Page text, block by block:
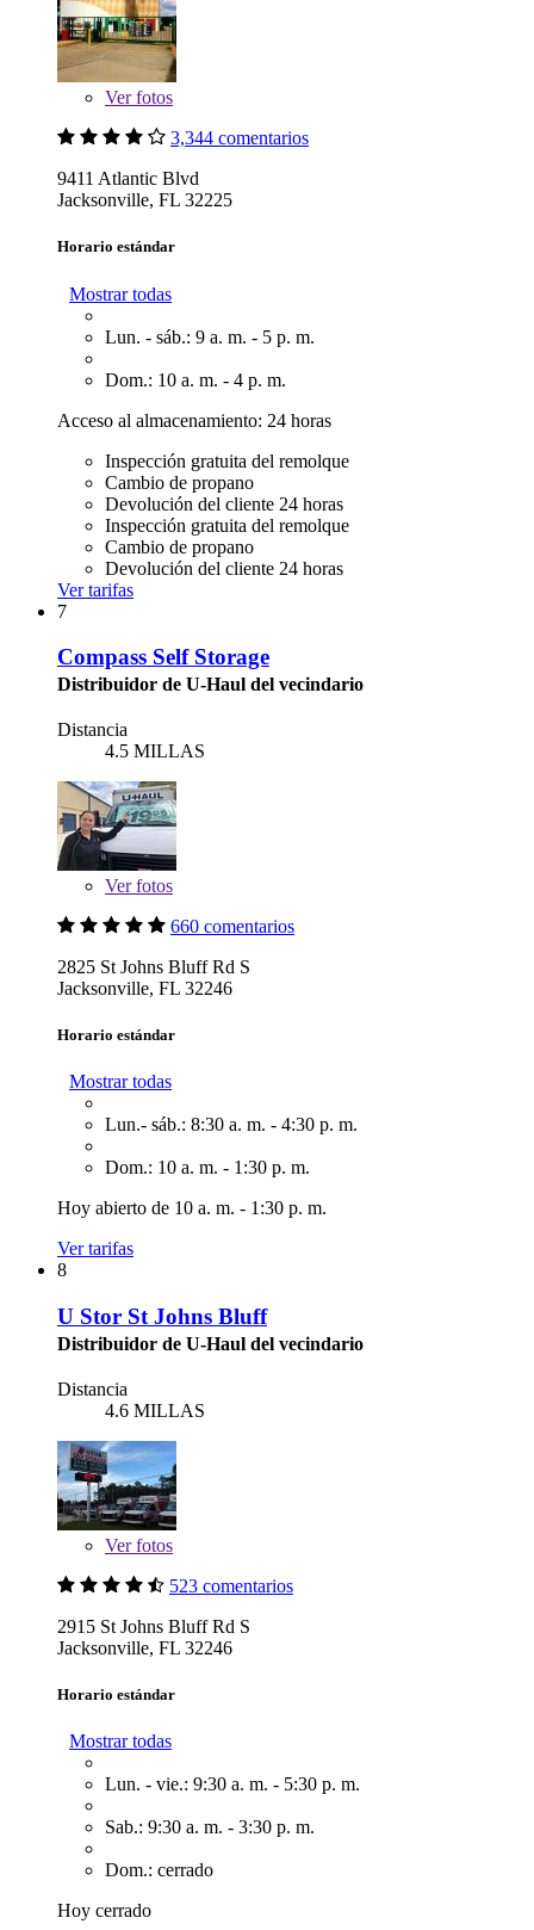
Verfotos
3,344 comentarios
9411 Atlantic Blvd
Jacksonville, FL 32225
Horario estándar
Mostrar todas
Lun. - sáb.: 9 a. m. - 5 p. m.
Dom.: 10 a. m. - 4 p. m.
Acceso al almacenamiento: 24 horas
Inspección gratuita del remolque
Cambio de propano
Devolución del cliente 24 horas
Inspección gratuita del remolque
Cambio de propano
Devolución del cliente 24 horas
Ver tarifas
7
Compass Self Storage
Distribuidor de U-Haul del vecindario
Distancia
4.5 MILLAS
Verfotos
660 comentarios
2825 St Johns Bluff Rd S
Jacksonville, FL 32246
Horario estándar
Mostrar todas
Lun.- sáb.: 8:30 a. m. - 4:30 p. m.
Dom.: 10 a. m. - 1:30 p. m.
Hoy abierto de 10 a. m. - 1:30 p. m.
Ver tarifas
8
U Stor St Johns Bluff
Distribuidor de U-Haul del vecindario
Distancia
4.6 MILLAS
Verfotos
523 comentarios
2915 St Johns Bluff Rd S
Jacksonville, FL 32246
Horario estándar
Mostrar todas
Lun. - vie.: 9:30 a. m. - 5:30 p. m.
Sab.: 9:30 a. m. - 3:30 p. m.
Dom.: cerrado
Hoy cerrado